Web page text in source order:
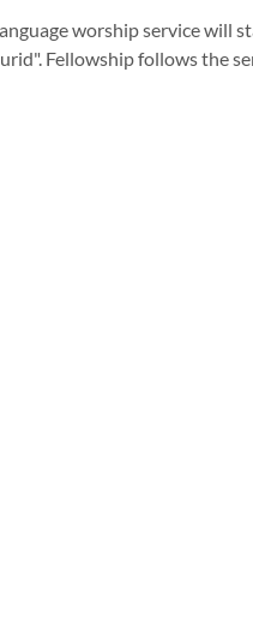
worship service will
Fellowship follows the